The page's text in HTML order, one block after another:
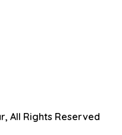
All Rights Reserved